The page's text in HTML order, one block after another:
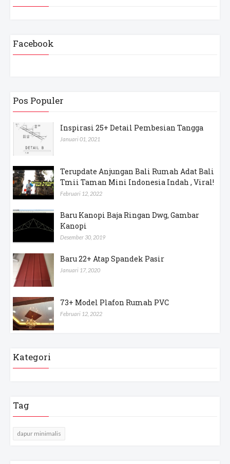
Facebook
Pos Populer
Inspirasi 25+ Detail Pembesian Tangga
Januari 01, 2021
Terupdate Anjungan Bali Rumah Adat Bali
Tmii Taman Mini Indonesia Indah , Viral!
Februari 12, 2022
Baru Kanopi Baja Ringan Dwg, Gambar
Kanopi
Desember 30, 2019
Baru 22+ Atap Spandek Pasir
Januari 17, 2020
73+ Model Plafon Rumah PVC
Februari 12, 2022
Kategori
Tag
dapur minimalis